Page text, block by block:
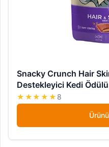
Snacky Crunch Hair
Destekleyici Kedi Ödülü
★★★★★ 8